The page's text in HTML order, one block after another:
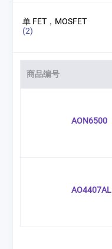
单 FET，MOSFET
(2)
商品编号
AON6500
AO4407AL